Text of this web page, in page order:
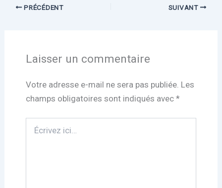
PRÉCÉDENT SUIVANT
Laisser un commentaire
Votre adresse e-mail ne sera pas publiée. Les
champs obligatoires sont indiqués avec *
ici…